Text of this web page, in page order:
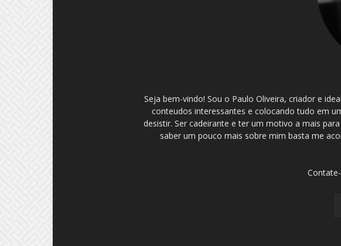
Seja bem-vindo! Sou o Paulo Oliveira, criador e
conteudos interessantes e colocando tudo em
desistir. Ser cadeirante e ter um motivo a mais
saber um pouco mais sobre mim basta me